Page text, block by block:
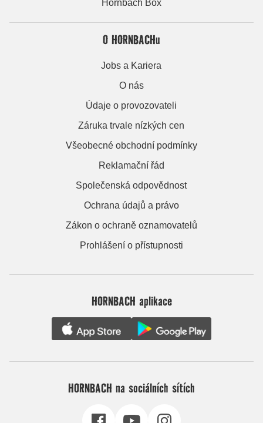
Hornbach Box
O HORNBACHu
Jobs a Kariera
O nás
Údaje o provozovateli
Záruka trvale nízkých cen
Všeobecné obchodní podmínky
Reklamační řád
Společenská odpovědnost
Ochrana údajů a právo
Zákon o ochraně oznamovatelů
Prohlášení o přístupnosti
HORNBACH aplikace
HORNBACH na sociálních sítích